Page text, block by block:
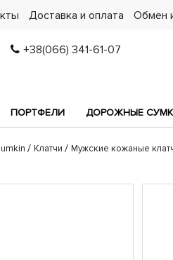
Доставка и оплата Обмен
+38(066) 341-61-07
ПОРТФЕЛИ ДОРОЖНЫЕ
Клатчи Мужские кожаные